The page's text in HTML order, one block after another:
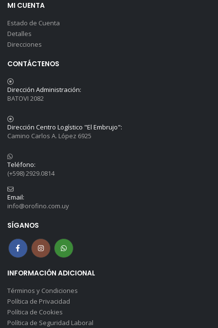
MI CUENTA
Estado de Cuenta
Detalles
Direcciones
CONTÁCTENOS
Dirección Administración:
BATOVI 2082
Dirección Centro Logístico "El Embrujo":
Camino Carlos A. López 6925
Teléfono:
(+598) 2929.0814
Email:
info@orofino.com.uy
SÍGANOS
INFORMACIÓN ADICIONAL
Términos y Condiciones
Política de Privacidad
Política de Cookies
Política de Seguridad Laboral